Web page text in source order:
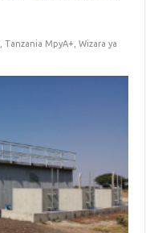
,Tanzania MpyA+ ,Wizara ya